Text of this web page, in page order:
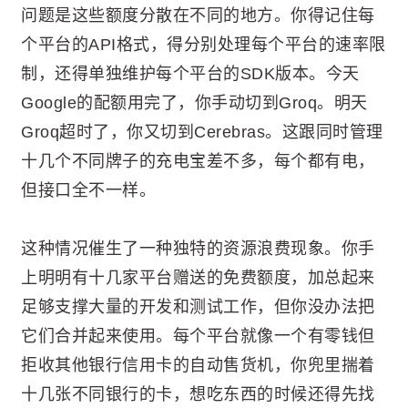
问题是这些额度分散在不同的地方。你得记住每
个平台的API格式，得分别处理每个平台的速率限
制，还得单独维护每个平台的SDK版本。今天
Google的配额用完了，你手动切到Groq。明天
Groq超时了，你又切到Cerebras。这跟同时管理
十几个不同牌子的充电宝差不多，每个都有电，
但接口全不一样。
这种情况催生了一种独特的资源浪费现象。你手
上明明有十几家平台赠送的免费额度，加总起来
足够支撑大量的开发和测试工作，但你没办法把
它们合并起来使用。每个平台就像一个有零钱但
拒收其他银行信用卡的自动售货机，你兜里揣着
十几张不同银行的卡，想吃东西的时候还得先找